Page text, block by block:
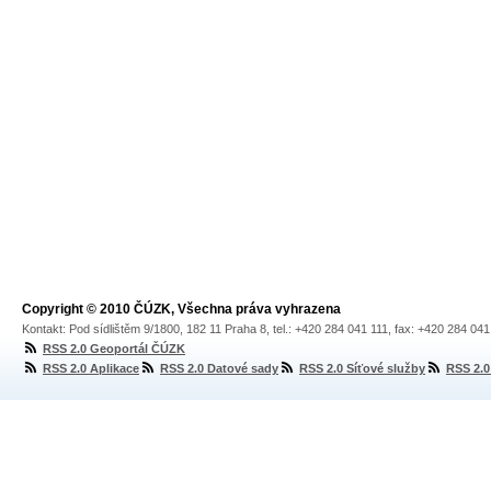
Copyright © 2010 ČÚZK, Všechna práva vyhrazena
Kontakt: Pod sídlištěm 9/1800, 182 11 Praha 8, tel.: +420 284 041 111, fax: +420 284
RSS 2.0 Geoportál ČÚZK
RSS 2.0 Aplikace
RSS 2.0 Datové sady RSS 2.0 Síťové služby RSS